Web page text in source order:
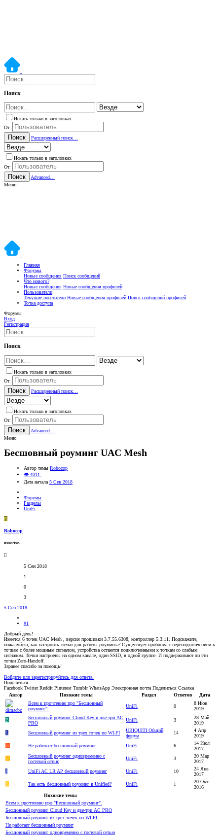
Поиск
Искать только в заголовках
От:
Поиск Расширенный поиск…
Искать только в заголовках
От:
Поиск
Advanced…
Меню
Главная
Форумы
Новые сообщения Поиск сообщений
Что нового?
Новые сообщения Новые сообщения профилей
Пользователи
Текущие посетители Новые сообщения профилей Поиск сообщений профилей
Точка доступа
Форумы
Вход
Регистрация
Поиск
Искать только в заголовках
От:
Поиск Расширенный поиск…
Искать только в заголовках
От:
Поиск
Advanced…
Меню
Бесшовный роуминг UAC Mesh
Автор темы Robocop
👁 4011
Дата начала 5 Сен 2018
Форумы
Разделы
UniFi
R
Robocop
новичок
5 Сен 2018
1
0
3
5 Сен 2018
#1
Добрый день!
Имеется 6 точек UAC Mesh , версия прошивки 3.7.55.6308, контроллер 5.3.11. Подскажите,
пожалуйста, как настроить точки для работы роуминга? Существует проблема с переподключением к
точкам с более мощным сигналом, устройства остаются подключенными к точкам со слабым
сигналом. Точки настроены на одном канале, один SSID, в одной группе. И поддерживают ли эти
точки Zero-Handoff.
Заранее спасибо за помощь!
Войдите или зарегистрируйтесь для ответа.
Поделиться:
Facebook Twitter Reddit Pinterest Tumblr WhatsApp Электронная почта Поделиться Ссылка
Автор
Похожие темы Раздел Ответов
Дата
Всем к прочтению про "Бесшовный
роуминг".
UniFi 0
8 Июн
2019
B
Бесшовный роуминг Cloud Key и две-три AC
PRO
UniFi 3
28 Май
2019
L
Бесшовный роуминг из трех точек по WI-FI
UBIQUITI Общий
форум
14
4 Апр
2019
W
Не работает бесшовный роуминг UniFi 6
14 Июл
2017
M
Бесшовный роуминг одновременно с
гостевой сетью
UniFi 3
20 Мар
2017
J
UniFi AC LR AP бесшовный роуминг UniFi 10
24 Янв
2017
B
Так есть бесшовный роуминг в Unified? UniFi 1
20 Окт
2016
Похожие темы
Всем к прочтению про "Бесшовный роуминг".
Бесшовный роуминг Cloud Key и две-три AC PRO
Бесшовный роуминг из трех точек по WI-FI
Не работает бесшовный роуминг
Бесшовный роуминг одновременно с гостевой сетью